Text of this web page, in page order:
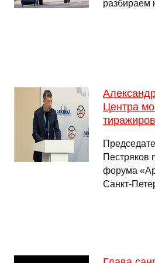
разбираем
Центра
Пестряков
форума
Санкт-